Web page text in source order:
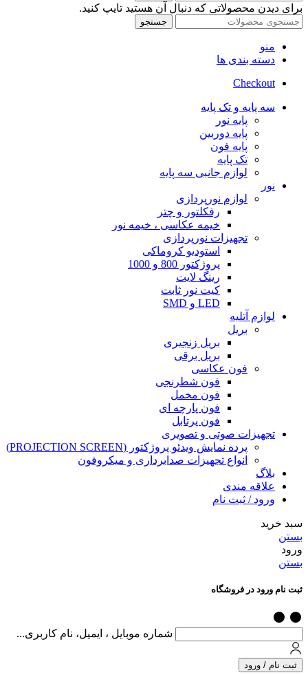
برای دیدن محصولاتی که دنبال آن هستید تایپ کنید.
جستجو
منو
دسته بندی ها
Checkout
سه پایه و تک پایه
پایه نور
پایه دوربین
پایه فون
تک پایه
لوازم جانبی سه پایه
نور
لوازم نورپردازی
رفکلتور و چتر
خیمه عکاسی ، خیمه نور
تجهیزات نورپردازی
استودیو کروماکی
پروژکتور 800 و 1000
رینگ لایت
کیت نور ثابت
LED و SMD
لوازم آتلیه
بریل
بریل زنجیری
بریل برقی
فون عکاسی
فون شطرنجی
فون مخمل
فون پارچه ای
فون پرتابل
تجهیزات صوتی و تصویری
پرده نمایش ویدئو پروژکتور (PROJECTION SCREEN)
انواع تجهیزات صدابرداری و میکروفون
بلاگ
علاقه مندی
ورود / ثبت نام
سبد خرید
بستن
ورود
بستن
ثبت نام ورود در فروشگاه
شماره موبایل ، ایمیل، نام کاربری...
ثبت نام / ورود